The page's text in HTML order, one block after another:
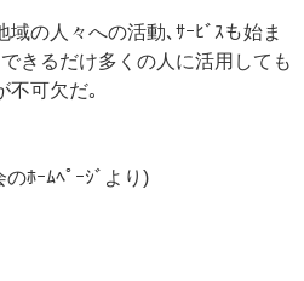
域の人々への活動､ｻｰﾋﾞｽも始ま
できるだけ多くの人に活用しても
不可欠だ｡
のﾎｰﾑﾍﾟｰｼﾞより)